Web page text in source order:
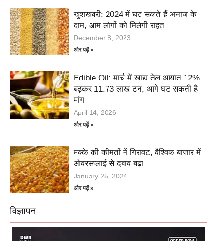
खुशखबरी: 2024 में घट सकते हैं अनाज के
दाम, आम लोगों को मिलेगी राहत
December 8, 2023
और पढ़ें »
Edible Oil: मार्च में खाद्य तेल आयात 12%
बढ़कर 11.73 लाख टन, आगे घट सकती है
मांग
April 14, 2026
और पढ़ें »
मक्के की कीमतों में गिरावट, वैश्विक बाजार में
ओवरसप्लाई से दबाव बढ़ा
January 25, 2024
और पढ़ें »
विज्ञापन